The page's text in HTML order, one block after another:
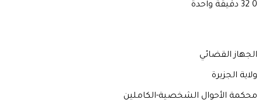
0
دقيقة واحدة
الجهاز القضائي
ولاية الجزيرة
محكمة الأحوال الشخصية-الكاملين